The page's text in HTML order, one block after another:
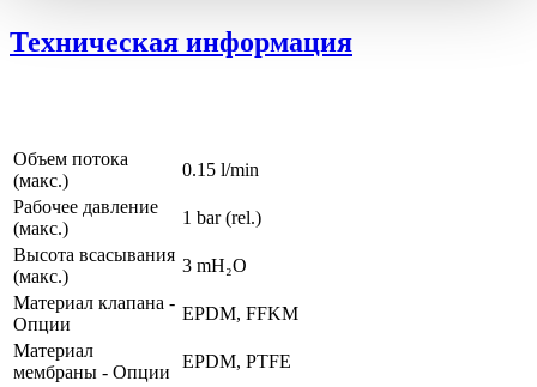
Техническая информация
Объем потока
(макс.)
0.15 l/min
Рабочее давление
(макс.)
1 bar (rel.)
Высота всасывания
(макс.)
3 mH₂O
Материал клапана -
Опции
EPDM, FFKM
Материал
мембраны - Опции
EPDM, PTFE